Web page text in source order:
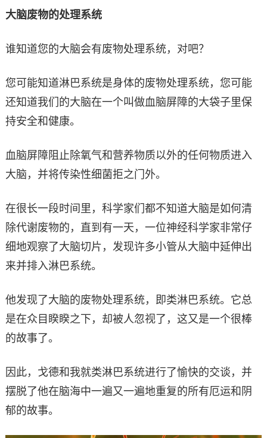
大脑废物的处理系统
谁知道您的大脑会有废物处理系统，对吧？
您可能知道淋巴系统是身体的废物处理系统，您可能
还知道我们的大脑在一个叫做血脑屏障的大袋子里保
持安全和健康。
血脑屏障阻止除氧气和营养物质以外的任何物质进入
大脑，并将传染性细菌拒之门外。
在很长一段时间里，科学家们都不知道大脑是如何清
除代谢废物的，直到有一天，一位神经科学家非常仔
细地观察了大脑切片，发现许多小管从大脑中延伸出
来并排入淋巴系统。
他发现了大脑的废物处理系统，即类淋巴系统。它总
是在众目睽睽之下，却被人忽视了，这又是一个很棒
的故事了。
因此，戈德和我就类淋巴系统进行了愉快的交谈，并
摆脱了他在脑海中一遍又一遍地重复的所有厄运和阴
郁的故事。